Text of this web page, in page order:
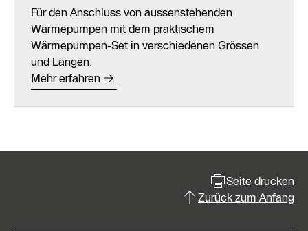
Für den Anschluss von aussenstehenden
Wärmepumpen mit dem praktischem
Wärmepumpen-Set in verschiedenen Grössen
und Längen.
Mehr erfahren
Seite drucken
Zurück zum Anfang